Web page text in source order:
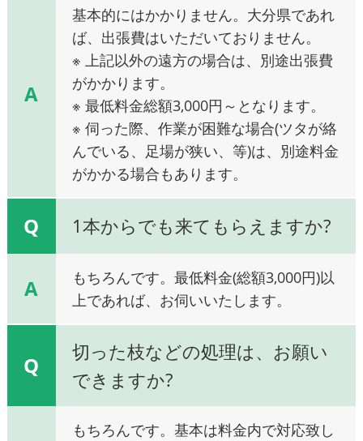
A
基本的にはかかりません。大分県であれ
ば、出張費はいただいておりません。
※ 上記以外の遠方の場合は、別途出張費
がかかります。
※ 最低料金総額3,000円～となります。
※ 伺った際、作業が困難な場合(ツタが絡
んでいる、足場が狭い、等)は、別途料金
がかかる場合もあります。
Q 1本からでも来てもらえますか?
A
もちろんです。最低料金(総額3,000円)以
上であれば、お伺いいたします。
Q
切った枝などの処理は、お願い
できますか?
もちろんです。基本は料金内で対応致し